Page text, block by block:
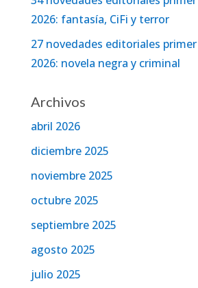
2026: fantasía, CiFi y terror
27 novedades editoriales
2026: novela negra y criminal
Archivos
abril 2026
diciembre 2025
noviembre 2025
octubre 2025
septiembre 2025
agosto 2025
julio 2025